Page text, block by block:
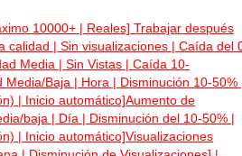
10000+ | Reales] Trabajar después
calidad | Sin visualizaciones | Caída del
Media | Sin Vistas | Caída 10-
Media/Baja | Hora | Disminución 10-50%
| Inicio automático]Aumento de
baja | Día | Disminución del 10-50% |
| Inicio automático]Visualizaciones